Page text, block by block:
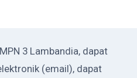
3 Lambandia, dapat
(email), dapat